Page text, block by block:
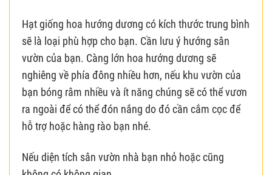
Hạt giống hoa hướng dương có kích thước trung bình
sẽ là loại phù hợp cho bạn. Cần lưu ý hướng sân
vườn của bạn. Càng lớn hoa hướng dương sẽ
nghiêng về phía đông nhiều hơn, nếu khu vườn của
bạn bóng râm nhiều và ít năng chúng sẽ có thể vươn
ra ngoài để có thể đón nắng do đó cần cắm cọc để
hỗ trợ hoặc hàng rào bạn nhé.
Nếu diện tích sân vườn nhà bạn nhỏ hoặc cũng